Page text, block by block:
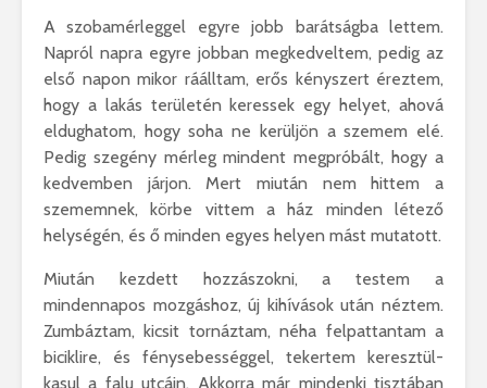
A szobamérleggel egyre jobb barátságba lettem.
Napról napra egyre jobban megkedveltem, pedig az
első napon mikor ráálltam, erős kényszert éreztem,
hogy a lakás területén keressek egy helyet, ahová
eldughatom, hogy soha ne kerüljön a szemem elé.
Pedig szegény mérleg mindent megpróbált, hogy a
kedvemben járjon. Mert miután nem hittem a
szememnek, körbe vittem a ház minden létező
helységén, és ő minden egyes helyen mást mutatott.
Miután kezdett hozzászokni, a testem a
mindennapos mozgáshoz, új kihívások után néztem.
Zumbáztam, kicsit tornáztam, néha felpattantam a
biciklire, és fénysebességgel, tekertem keresztül-
kasul a falu utcáin. Akkorra már mindenki tisztában